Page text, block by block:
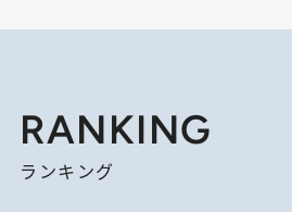
RANKING
ランキング